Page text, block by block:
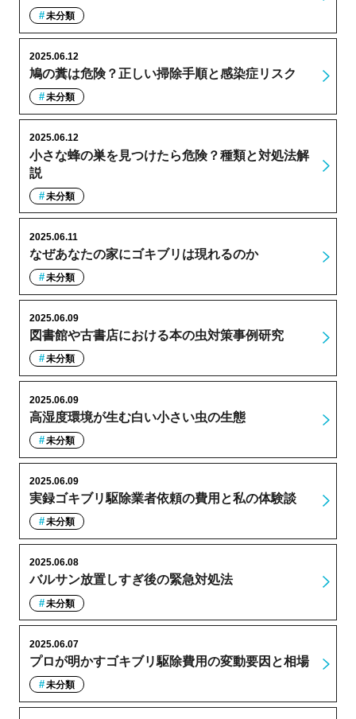
未分類
鳩の糞は危険？正しい掃除手順と感染症リスク
2025.06.12
未分類
小さな蜂の巣を見つけたら危険？種類と対処法解
説
2025.06.12
未分類
なぜあなたの家にゴキブリは現れるのか
2025.06.11
未分類
図書館や古書店における本の虫対策事例研究
2025.06.09
未分類
高湿度環境が生む白い小さい虫の生態
2025.06.09
未分類
実録ゴキブリ駆除業者依頼の費用と私の体験談
2025.06.09
未分類
バルサン放置しすぎ後の緊急対処法
2025.06.08
未分類
プロが明かすゴキブリ駆除費用の変動要因と相場
2025.06.07
未分類